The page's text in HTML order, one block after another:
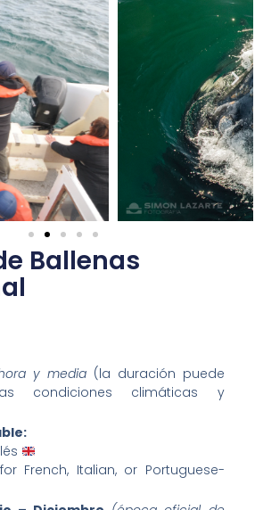
Ballenas
y media(la duración puede
condiciones climáticas y
French, Italian, or Portuguese-